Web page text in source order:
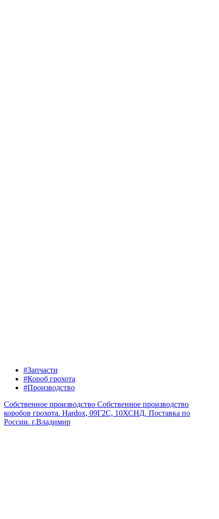
#Запчасти
#Короб грохота
#Производство
Собственное производство Собственное производство
коробов грохота. Hardox, 09Г2С, 10ХСНД. Поставка по
России. г.Владимир